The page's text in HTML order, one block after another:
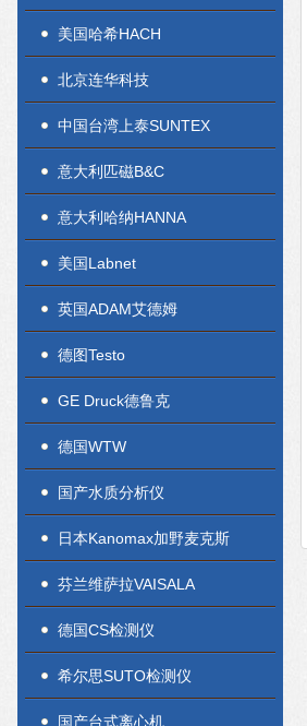
美国哈希HACH
北京连华科技
中国台湾上泰SUNTEX
意大利匹磁B&C
意大利哈纳HANNA
美国Labnet
英国ADAM艾德姆
德图Testo
GE Druck德鲁克
德国WTW
国产水质分析仪
日本Kanomax加野麦克斯
芬兰维萨拉VAISALA
德国CS检测仪
希尔思SUTO检测仪
国产台式离心机